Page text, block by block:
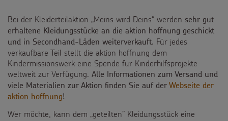
Bei der Kleiderteilaktion „Meins wird Deins“ werden sehr gut
erhaltene Kleidungsstücke an die aktion hoffnung geschickt
und in Secondhand-Läden weiterverkauft. Für jedes
verkaufbare Teil stellt die aktion hoffnung dem
Kindermissionswerk eine Spende für Kinderhilfsprojekte
weltweit zur Verfügung. Alle Informationen zum Versand und
viele Materialien zur Aktion finden Sie auf der Webseite der
aktion hoffnung!
Wer möchte, kann dem „geteilten” Kleidungsstück eine